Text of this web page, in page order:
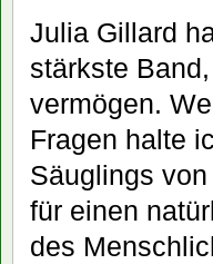
Julia Gillard
stärkste
vermögen.
Fragen halte
Säuglings
für einen
des